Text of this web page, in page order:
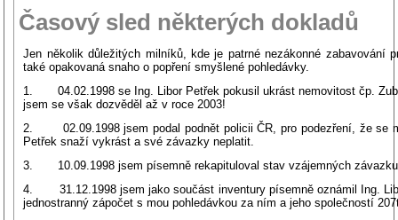
Časový sled některých dokladů
Jen několik důležitých milníků, kde je patrné nezákonné zabavování
také opakovaná snaho o popření smyšlené pohledávky.
1. 04.02.1998 se Ing. Libor Petřek pokusil ukrást nemovitost čp.
jsem se však dozvěděl až v roce 2003!
2. 02.09.1998 jsem podal podnět policii ČR, pro podezření, že se
Petřek snaží vykrást a své závazky neplatit.
3. 10.09.1998 jsem písemně rekapituloval stav vzájemných závazku
4. 31.12.1998 jsem jako součást inventury písemně oznámil Ing.
jednostranný zápočet s mou pohledávkou za ním a jeho společností